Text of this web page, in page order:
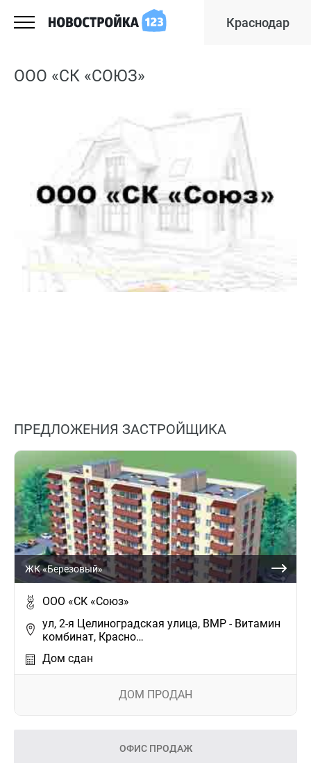
Краснодар
ООО «СК «СОЮЗ»
ПРЕДЛОЖЕНИЯ ЗАСТРОЙЩИКА
ЖК «Березовый»
ООО «СК «Союз»
ул, 2-я Целиноградская улица, ВМР - Витамин
комбинат, Красно…
Дом сдан
ДОМ ПРОДАН
ОФИС ПРОДАЖ